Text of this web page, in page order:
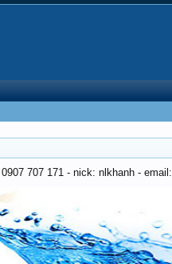
707 171 - nick: nlkhanh -